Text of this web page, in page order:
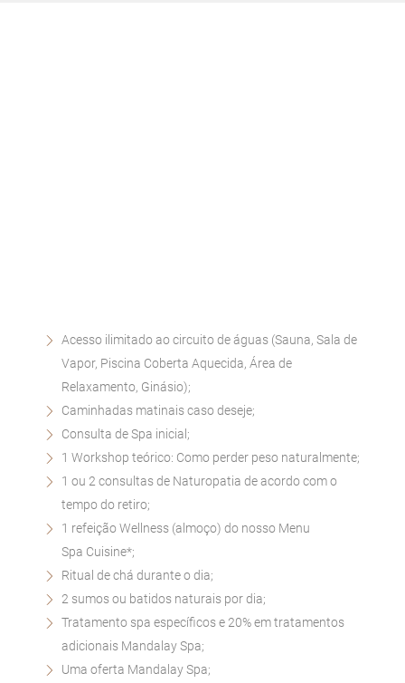
Acesso ilimitado ao circuito de águas (Sauna, Sala de
Vapor, Piscina Coberta Aquecida, Área de
Relaxamento, Ginásio);
Caminhadas matinais caso deseje;
Consulta de Spa inicial;
1 Workshop teórico: Como perder peso naturalmente;
1 ou 2 consultas de Naturopatia de acordo com o
tempo do retiro;
1 refeição Wellness (almoço) do nosso Menu
Spa Cuisine*;
Ritual de chá durante o dia;
2 sumos ou batidos naturais por dia;
Tratamento spa específicos e 20% em tratamentos
adicionais Mandalay Spa;
Uma oferta Mandalay Spa;